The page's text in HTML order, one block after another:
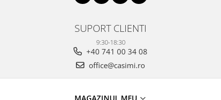
SUPORT CLIENTI
9:30-18:30
+40 741 00 34 08
office@casimi.ro
MAGAZINUL MEU